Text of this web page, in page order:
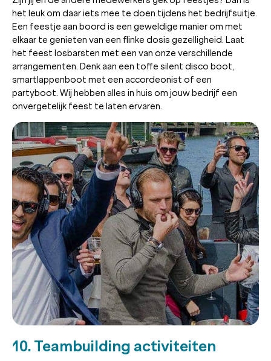
het leuk om daar iets mee te doen tijdens het bedrijfsuitje.
Een feestje aan boord is een geweldige manier om met
elkaar te genieten van een flinke dosis gezelligheid. Laat
het feest losbarsten met een van onze verschillende
arrangementen. Denk aan een toffe silent disco boot,
smartlappenboot met een accordeonist of een
partyboot. Wij hebben alles in huis om jouw bedrijf een
onvergetelijk feest te laten ervaren.
10. Teambuilding activiteiten